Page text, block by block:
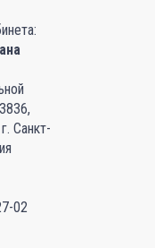
Санкт-
02